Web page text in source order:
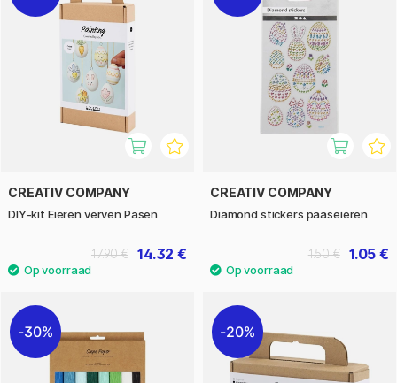
CREATIV COMPANY
DIY‑kit Eieren verven Pasen
14.32 €
17.90 €
CREATIV COMPANY
Diamond stickers paaseieren
1.05 €
1.50 €
30% 20%